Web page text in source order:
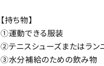
【持ち物】
①運動できる服装
②テニスシューズまたはラン
③水分補給のための飲み物